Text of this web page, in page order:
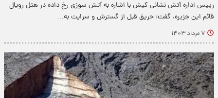
رییس اداره آتش نشانی کیش با اشاره به آتش سوزی رخ داده در هتل رویال
قائم این جزیره، گفت: حریق قبل از گسترش و سرایت به…
۷ مرداد ۱۴۰۳